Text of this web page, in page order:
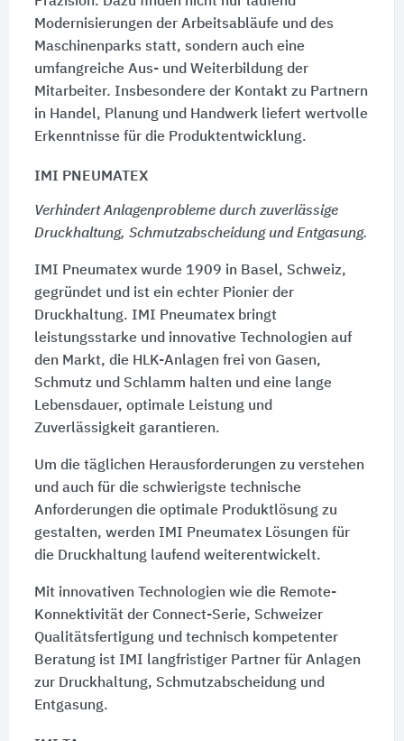
Modernisierungen der Arbeitsabläufe und des
Maschinenparks statt, sondern auch eine
umfangreiche Aus- und Weiterbildung der
Mitarbeiter. Insbesondere der Kontakt zu Partnern
in Handel, Planung und Handwerk liefert wertvolle
Erkenntnisse für die Produktentwicklung.
IMI PNEUMATEX
Verhindert Anlagenprobleme durch zuverlässige
Druckhaltung, Schmutzabscheidung und Entgasung.
IMI Pneumatex wurde 1909 in Basel, Schweiz,
gegründet und ist ein echter Pionier der
Druckhaltung. IMI Pneumatex bringt
leistungsstarke und innovative Technologien auf
den Markt, die HLK-Anlagen frei von Gasen,
Schmutz und Schlamm halten und eine lange
Lebensdauer, optimale Leistung und
Zuverlässigkeit garantieren.
Um die täglichen Herausforderungen zu verstehen
und auch für die schwierigste technische
Anforderungen die optimale Produktlösung zu
gestalten, werden IMI Pneumatex Lösungen für
die Druckhaltung laufend weiterentwickelt.
Mit innovativen Technologien wie die Remote-
Konnektivität der Connect-Serie, Schweizer
Qualitätsfertigung und technisch kompetenter
Beratung ist IMI langfristiger Partner für Anlagen
zur Druckhaltung, Schmutzabscheidung und
Entgasung.